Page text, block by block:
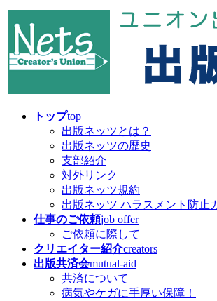
コ
ン
ン
ツ
ナ
ビ
ー
シ
トップtop
出版ネッツとは？
出版ネッツの歴史
支部紹介
対外リンク
出版ネッツ規約
出版ネッツ ハラスメント防止
仕事のご依頼job offer
ご依頼に際して
クリエイター紹介creators
出版共済会mutual-aid
共済について
病気やケガに手厚い保障！